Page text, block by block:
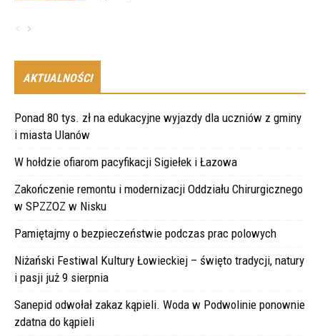
AKTUALNOŚCI
Ponad 80 tys. zł na edukacyjne wyjazdy dla uczniów z gminy
i miasta Ulanów
W hołdzie ofiarom pacyfikacji Sigiełek i Łazowa
Zakończenie remontu i modernizacji Oddziału Chirurgicznego
w SPZZOZ w Nisku
Pamiętajmy o bezpieczeństwie podczas prac polowych
Niżański Festiwal Kultury Łowieckiej – święto tradycji, natury
i pasji już 9 sierpnia
Sanepid odwołał zakaz kąpieli. Woda w Podwolinie ponownie
zdatna do kąpieli